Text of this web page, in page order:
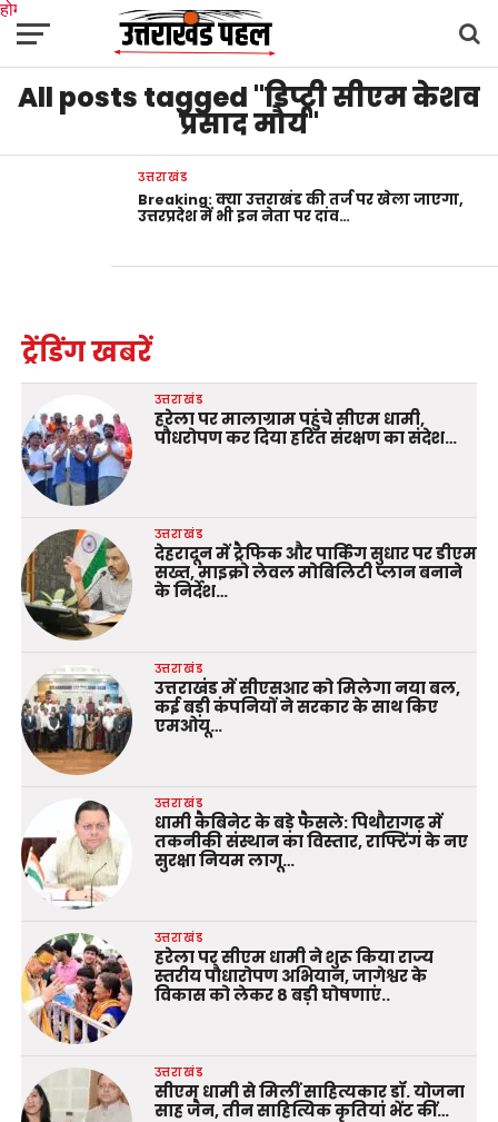
होम
उत्तराखंडअल्मोड़ाउत्तरकाशीउधम सिंह नगरचंपावतचमोलीटिहरी गढ़वाल
देहरादून नैनीतालपिथौरागढ़पौड़ी गढ़वाल बागेश्वररुद्रप्रयागहरिद्वारदेशदुनिया
मनोरंजन
All posts tagged "डिप्टी सीएम केशव
प्रसाद मौर्य"
उत्तराखंड
Breaking: क्या उत्तराखंड की तर्ज पर खेला जाएगा,
उत्तरप्रदेश में भी इन नेता पर दांव…
ट्रेंडिंग खबरें
उत्तराखंड
हरेला पर मालाग्राम पहुंचे सीएम धामी,
पौधरोपण कर दिया हरित संरक्षण का संदेश…
उत्तराखंड
देहरादून में ट्रैफिक और पार्किंग सुधार पर डीएम
सख्त, माइक्रो लेवल मोबिलिटी प्लान बनाने
के निर्देश…
उत्तराखंड
उत्तराखंड में सीएसआर को मिलेगा नया बल,
कई बड़ी कंपनियों ने सरकार के साथ किए
एमओयू…
उत्तराखंड
धामी कैबिनेट के बड़े फैसले: पिथौरागढ़ में
तकनीकी संस्थान का विस्तार, राफ्टिंग के नए
सुरक्षा नियम लागू…
उत्तराखंड
हरेला पर सीएम धामी ने शुरू किया राज्य
स्तरीय पौधारोपण अभियान, जागेश्वर के
विकास को लेकर 8 बड़ी घोषणाएं..
उत्तराखंड
सीएम धामी से मिलीं साहित्यकार डॉ. योजना
साह जैन, तीन साहित्यिक कृतियां भेंट कीं…